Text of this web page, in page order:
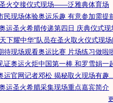
火交接仪式现场——泛雅典体育场
民现场体验奥运乐趣 有意参加需提
运圣火希腊传递第四日 庆典仪式现
下耀中华"队员在圣火取火仪式现
待现场观看奥运比赛 片场练习做啦
证奥运火炬中国第一棒 和罗雪娟一
运官网记者邓松 揭秘取火现场有趣...
运圣火希腊采集现场重点嘉宾简介